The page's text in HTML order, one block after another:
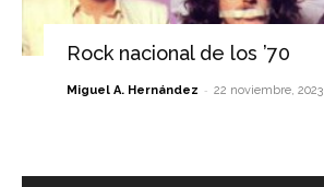
Rock nacional de los ’70
Miguel A. Hernández - 22 noviembre, 2023